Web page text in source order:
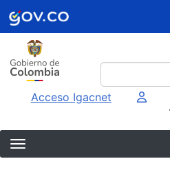
Pasar al contenido principal
Acceso Igacnet